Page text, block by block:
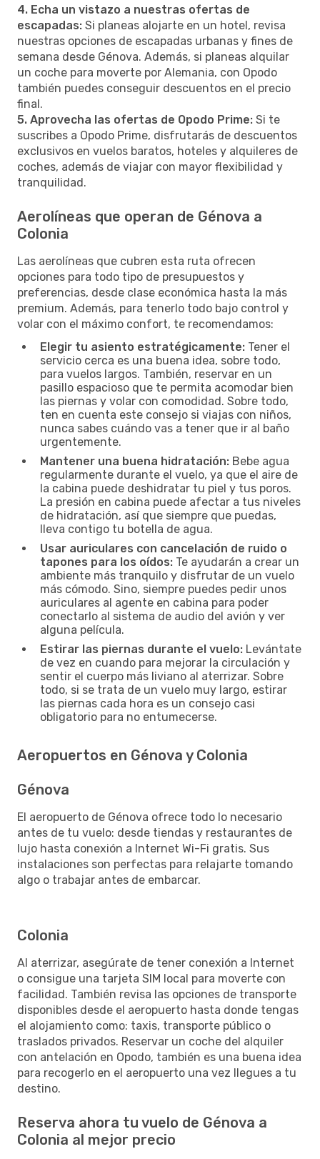
4. Echa un vistazo a nuestras ofertas de
escapadas: Si planeas alojarte en un hotel, revisa
nuestras opciones de escapadas urbanas y fines de
semana desde Génova. Además, si planeas alquilar
un coche para moverte por Alemania, con Opodo
también puedes conseguir descuentos en el precio
final.
5. Aprovecha las ofertas de Opodo Prime: Si te
suscribes a Opodo Prime, disfrutarás de descuentos
exclusivos en vuelos baratos, hoteles y alquileres de
coches, además de viajar con mayor flexibilidad y
tranquilidad.
Aerolíneas que operan de Génova a
Colonia
Las aerolíneas que cubren esta ruta ofrecen
opciones para todo tipo de presupuestos y
preferencias, desde clase económica hasta la más
premium. Además, para tenerlo todo bajo control y
volar con el máximo confort, te recomendamos:
Elegir tu asiento estratégicamente: Tener el
servicio cerca es una buena idea, sobre todo,
para vuelos largos. También, reservar en un
pasillo espacioso que te permita acomodar bien
las piernas y volar con comodidad. Sobre todo,
ten en cuenta este consejo si viajas con niños,
nunca sabes cuándo vas a tener que ir al baño
urgentemente.
Mantener una buena hidratación: Bebe agua
regularmente durante el vuelo, ya que el aire de
la cabina puede deshidratar tu piel y tus poros.
La presión en cabina puede afectar a tus niveles
de hidratación, así que siempre que puedas,
lleva contigo tu botella de agua.
Usar auriculares con cancelación de ruido o
tapones para los oídos: Te ayudarán a crear un
ambiente más tranquilo y disfrutar de un vuelo
más cómodo. Sino, siempre puedes pedir unos
auriculares al agente en cabina para poder
conectarlo al sistema de audio del avión y ver
alguna película.
Estirar las piernas durante el vuelo: Levántate
de vez en cuando para mejorar la circulación y
sentir el cuerpo más liviano al aterrizar. Sobre
todo, si se trata de un vuelo muy largo, estirar
las piernas cada hora es un consejo casi
obligatorio para no entumecerse.
Aeropuertos en Génova y Colonia
Génova
El aeropuerto de Génova ofrece todo lo necesario
antes de tu vuelo: desde tiendas y restaurantes de
lujo hasta conexión a Internet Wi-Fi gratis. Sus
instalaciones son perfectas para relajarte tomando
algo o trabajar antes de embarcar.
Colonia
Al aterrizar, asegúrate de tener conexión a Internet
o consigue una tarjeta SIM local para moverte con
facilidad. También revisa las opciones de transporte
disponibles desde el aeropuerto hasta donde tengas
el alojamiento como: taxis, transporte público o
traslados privados. Reservar un coche del alquiler
con antelación en Opodo, también es una buena idea
para recogerlo en el aeropuerto una vez llegues a tu
destino.
Reserva ahora tu vuelo de Génova a
Colonia al mejor precio